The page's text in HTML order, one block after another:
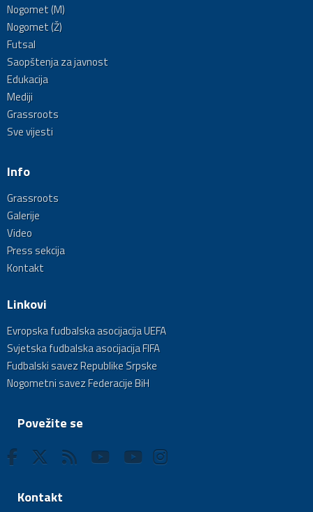
Nogomet (M)
Nogomet (Ž)
Futsal
Saopštenja za javnost
Edukacija
Mediji
Grassroots
Sve vijesti
Info
Grassroots
Galerije
Video
Press sekcija
Kontakt
Linkovi
Evropska fudbalska asocijacija UEFA
Svjetska fudbalska asocijacija FIFA
Fudbalski savez Republike Srpske
Nogometni savez Federacije BiH
Povežite se
Kontakt